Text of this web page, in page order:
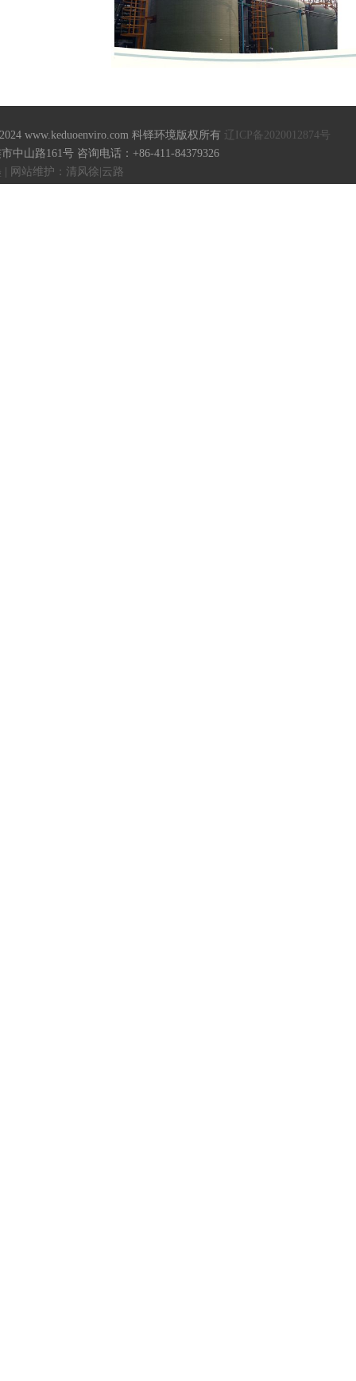
www.keduoenviro.com 科铎环境版权所有 辽ICP备2020012874号
中山路161号 咨询电话：+86-411-84379326
网站维护：清风徐|云路